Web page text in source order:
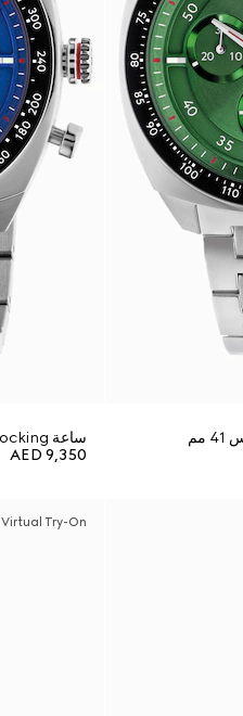
ساعة Gucci Interlocking، بقياس 41 مم
AED 9,350
Virtual Try-On